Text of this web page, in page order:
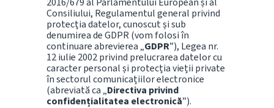
Consiliului, Regulamentul general privind
protecția datelor, cunoscut și sub
denumirea de GDPR (vom folosi în
continuare abrevierea „GDPR”), Legea nr.
12 iulie 2002 privind prelucrarea datelor cu
caracter personal și protecția vieții private
în sectorul comunicațiilor electronice
(abreviată ca „Directiva privind
confidențialitatea electronică”).